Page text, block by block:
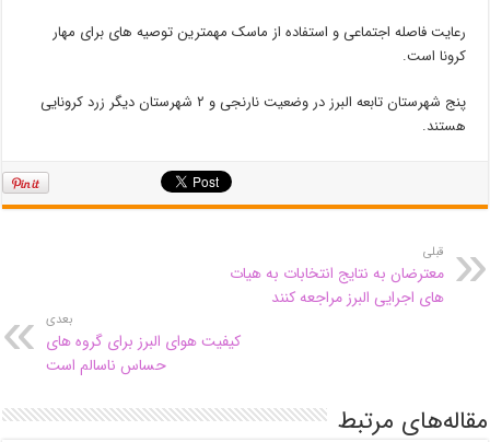
رعایت فاصله اجتماعی و استفاده از ماسک مهمترین توصیه های برای مهار
کرونا است.
پنج شهرستان تابعه البرز در وضعیت نارنجی و ۲ شهرستان دیگر زرد کرونایی
هستند.
قبلی
معترضان به نتایج انتخابات به هیات
های اجرایی البرز مراجعه کنند
بعدی
کیفیت هوای البرز برای گروه های
حساس ناسالم است
مقاله‌های مرتبط